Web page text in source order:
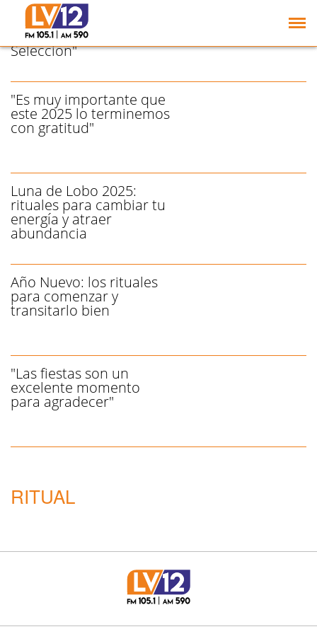
La Brujineta va con todo:
"Nos dedicamos a abrir
los caminos de la
Selección"
"Es muy importante que
este 2025 lo terminemos
con gratitud"
Luna de Lobo 2025:
rituales para cambiar tu
energía y atraer
abundancia
Año Nuevo: los rituales
para comenzar y
transitarlo bien
"Las fiestas son un
excelente momento
para agradecer"
RITUAL